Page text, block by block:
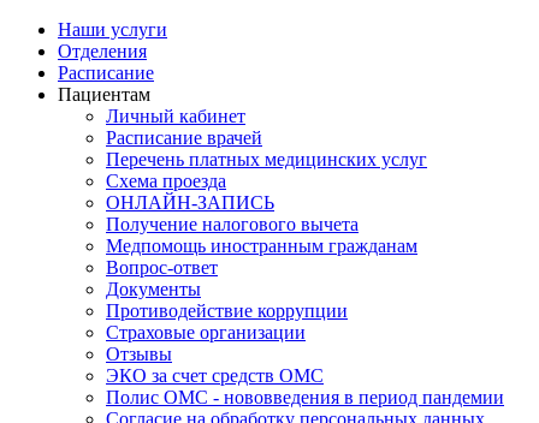
Наши услуги
Отделения
Расписание
Пациентам
Личный кабинет
Расписание врачей
Перечень платных медицинских услуг
Схема проезда
ОНЛАЙН-ЗАПИСЬ
Получение налогового вычета
Медпомощь иностранным гражданам
Вопрос-ответ
Документы
Противодействие коррупции
Страховые организации
Отзывы
ЭКО за счет средств ОМС
Полис ОМС - нововведения в период пандемии
Согласие на обработку персональных данных